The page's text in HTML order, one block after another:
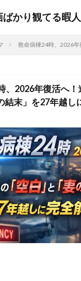
ばかり観てる暇
救命病棟24時、2026
、2026年復活へ
結末」を27年越し